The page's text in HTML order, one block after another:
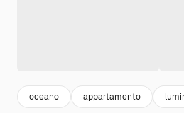
oceano appartamento